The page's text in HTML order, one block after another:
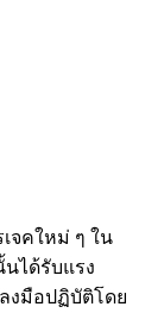
จคใหม่ ๆ ใน
ได้รับแรง
งมือปฏิบัติโดย